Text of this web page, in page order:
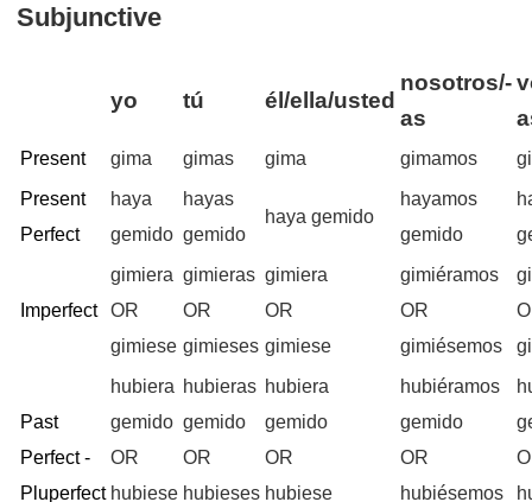
Subjunctive
yo tú él/ella/usted
nosotros/-
as
Present gima gimas gima gimamos
Present
Perfect
haya
gemido
hayas
gemido
haya gemido
hayamos
gemido
Imperfect
gimiera
OR
gimiese
gimieras
OR
gimieses
gimiera
OR
gimiese
gimiéramos
OR
gimiésemos
Past
Perfect -
Pluperfect
hubiera
gemido
OR
hubiese
hubieras
gemido
OR
hubieses
hubiera
gemido
OR
hubiese
hubiéramos
gemido
OR
hubiésemos